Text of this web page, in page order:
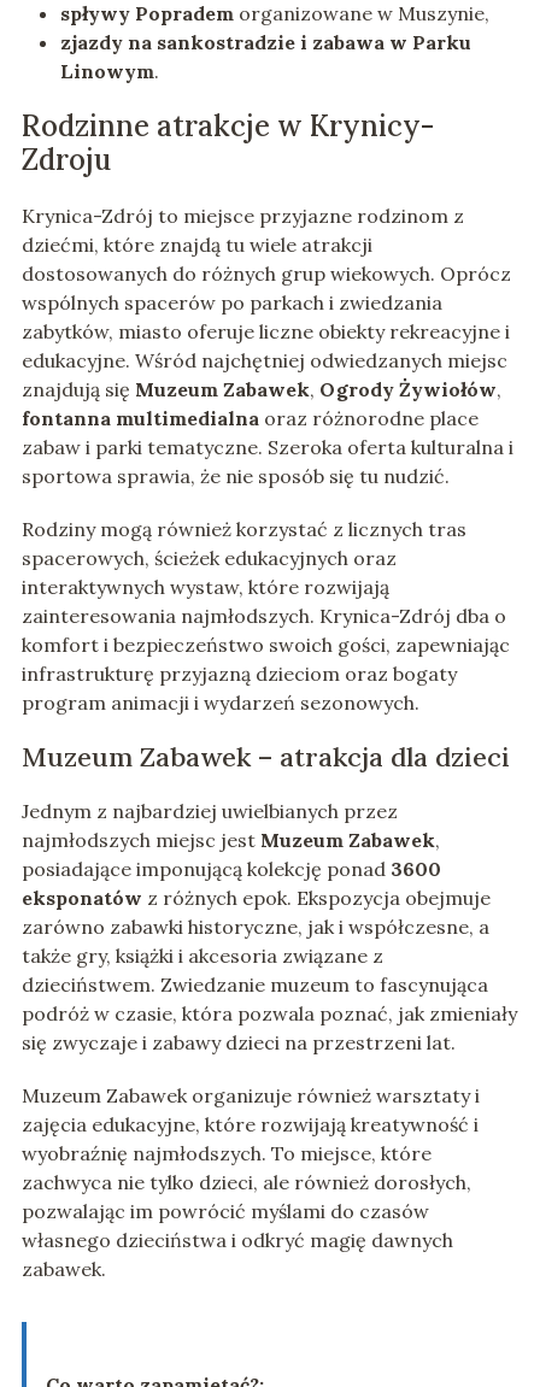
spływy Poprademorganizowane w Muszynie,
zjazdy na sankostradzie i zabawa w Parku
Linowym.
Rodzinne atrakcje w Krynicy-
Zdroju
Krynica-Zdrój to miejsce przyjazne rodzinom z
dziećmi, które znajdą tu wiele atrakcji
dostosowanych do różnych grup wiekowych. Oprócz
wspólnych spacerów po parkach i zwiedzania
zabytków, miasto oferuje liczne obiekty rekreacyjne i
edukacyjne. Wśród najchętniej odwiedzanych miejsc
znajdują się Muzeum Zabawek, Ogrody Żywiołów,
fontanna multimedialnaoraz różnorodne place
zabaw i parki tematyczne. Szeroka oferta kulturalna i
sportowa sprawia, że nie sposób się tu nudzić.
Rodziny mogą również korzystać z licznych tras
spacerowych, ścieżek edukacyjnych oraz
interaktywnych wystaw, które rozwijają
zainteresowania najmłodszych. Krynica-Zdrój dba o
komfort i bezpieczeństwo swoich gości, zapewniając
infrastrukturę przyjazną dzieciom oraz bogaty
program animacji i wydarzeń sezonowych.
Muzeum Zabawek – atrakcja dla dzieci
Jednym z najbardziej uwielbianych przez
najmłodszych miejsc jest Muzeum Zabawek,
posiadające imponującą kolekcję ponad 3600
eksponatów z różnych epok. Ekspozycja obejmuje
zarówno zabawki historyczne, jak i współczesne, a
także gry, książki i akcesoria związane z
dzieciństwem. Zwiedzanie muzeum to fascynująca
podróż w czasie, która pozwala poznać, jak zmieniały
się zwyczaje i zabawy dzieci na przestrzeni lat.
Muzeum Zabawek organizuje również warsztaty i
zajęcia edukacyjne, które rozwijają kreatywność i
wyobraźnię najmłodszych. To miejsce, które
zachwyca nie tylko dzieci, ale również dorosłych,
pozwalając im powrócić myślami do czasów
własnego dzieciństwa i odkryć magię dawnych
zabawek.